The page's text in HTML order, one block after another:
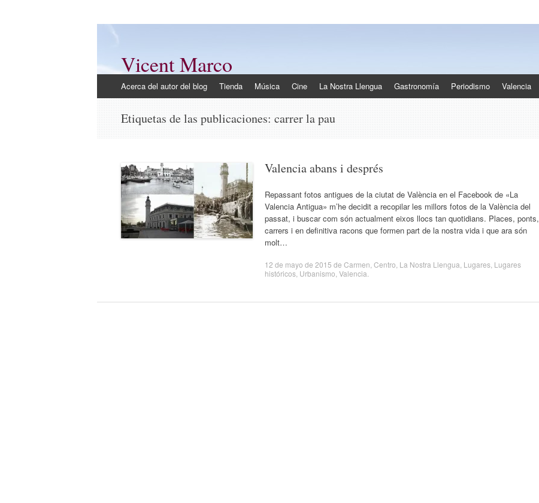
Vicent Marco
al
Acerca del autor del blog Tienda Música Cine La Nostra Llengua Gastronomía Periodismo Valencia
Etiquetas de las publicaciones: carrer la pau
Valencia abans i després
Repassant fotos antigues de la ciutat de València en el Facebook de «La
Valencia Antigua» m’he decidit a recopilar les millors fotos de la València del
passat, i buscar com són actualment eixos llocs tan quotidians. Places, ponts,
carrers i en definitiva racons que formen part de la nostra vida i que ara són
molt…
12 de mayo de 2015 de Carmen Centro La Nostra Llengua Lugares Lugares
históricos Urbanismo Valencia